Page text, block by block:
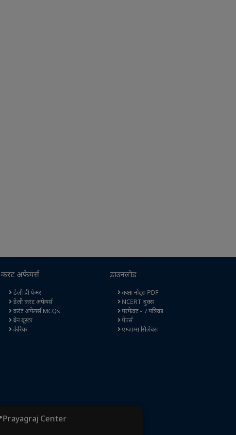
करंट अफेयर्स
डेली प्री पेअर
डेली करंट अफेयर्स
करंट अफेयर्स MCQs
ब्रेन बूस्टर
कैरियर
डाउनलोड
कक्षा नोट्स PDF
NCERT बुक्स
परफेक्ट - 7 पत्रिका
पेपर्स
एग्जाम्स सिलेबस
Center